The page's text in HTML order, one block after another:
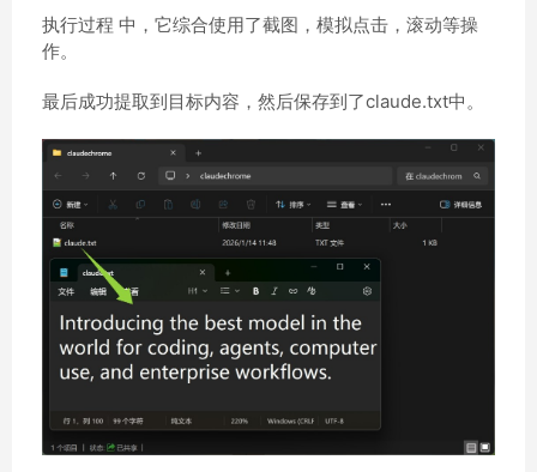
执行过程 中，它综合使用了截图，模拟点击，滚动等操
作。
最后成功提取到目标内容，然后保存到了claude.txt中。